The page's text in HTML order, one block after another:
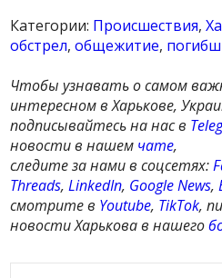
Категории: Происшествия,
обстрел,общежитие,
Чтобы узнавать о самом
интересном в Харькове,
подписывайтесь на нас в
новости в нашем чате,
следите за нами в соцсетях:
Threads,LinkedIn, Google News,
смотрите в Youtube, TikTok,
новости Харькова в нашего